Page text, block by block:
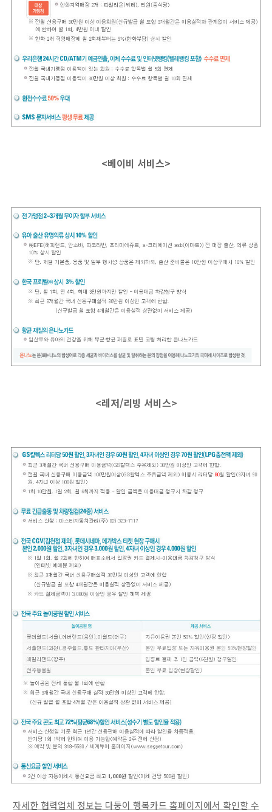
<베이비 서비스>
<레저/리빙 서비스>
자세한 협력업체 정보는 다둥이 행복카드 홈페이지에서 확인할 수